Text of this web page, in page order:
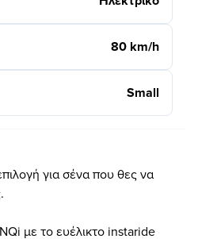
80 km/h
Small
για σένα που θες να
με το ευέλικτο instaride